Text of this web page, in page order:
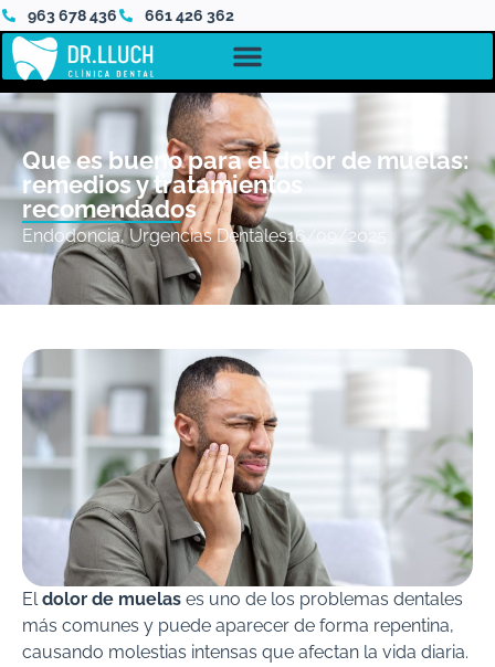
963 678 436 661 426 362
Que es bueno para el dolor de muelas:
remedios y tratamientos
recomendados
Endodoncia, Urgencias Dentales16/09/2025
Eldolor de muelas es uno de los problemas dentales
más comunes y puede aparecer de forma repentina,
causando molestias intensas que afectan la vida diaria.